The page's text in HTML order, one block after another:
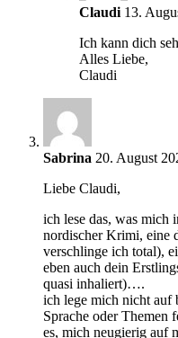
Claudi 13.
Ich kann dich
Alles Liebe,
Claudi
Sabrina 20. August
Liebe Claudi,
ich lese das, was mich
nordischer Krimi, eine
verschlinge ich total),
eben auch dein
quasi inhaliert)….
ich lege mich nicht auf
Sprache oder Themen
es, mich neugierig auf